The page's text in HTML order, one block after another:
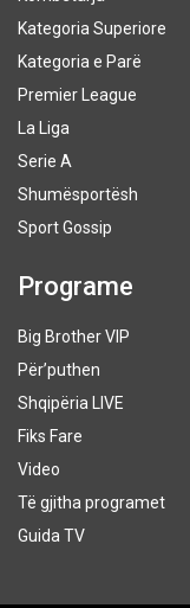
Kategoria Superiore
Kategoria e Parë
Premier League
La Liga
Serie A
Shumësportësh
Sport Gossip
Programe
Big Brother VIP
Për’puthen
Shqipëria LIVE
Fiks Fare
Video
Të gjitha programet
Guida TV